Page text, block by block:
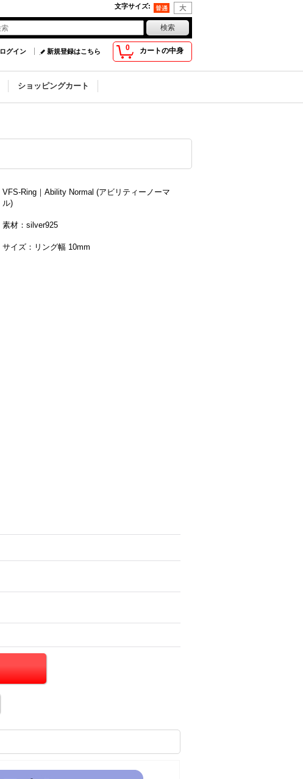
文字サイズ:
0 カートの中身
ログイン 新規登録はこちら
ショッピングカート
VFS-Ring｜Ability Normal (アビリティーノーマ
ル)
素材：silver925
サイズ：リング幅 10mm